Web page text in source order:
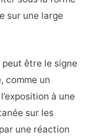
sur une large
être le signe
comme un
à une
sur les
une réaction